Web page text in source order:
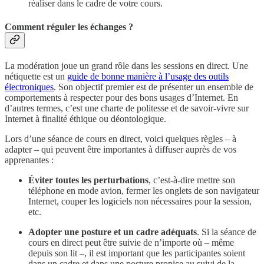
réaliser dans le cadre de votre cours.
Comment réguler les échanges ?
La modération joue un grand rôle dans les sessions en direct. Une
nétiquette est un guide de bonne manière à l’usage des outils
électroniques. Son objectif premier est de présenter un ensemble de
comportements à respecter pour des bons usages d’Internet. En
d’autres termes, c’est une charte de politesse et de savoir-vivre sur
Internet à finalité éthique ou déontologique.
Lors d’une séance de cours en direct, voici quelques règles – à
adapter – qui peuvent être importantes à diffuser auprès de vos
apprenantes :
Éviter toutes les perturbations, c’est-à-dire mettre son
téléphone en mode avion, fermer les onglets de son navigateur
Internet, couper les logiciels non nécessaires pour la session,
etc.
Adopter une posture et un cadre adéquats. Si la séance de
cours en direct peut être suivie de n’importe où – même
depuis son lit –, il est important que les participantes soient